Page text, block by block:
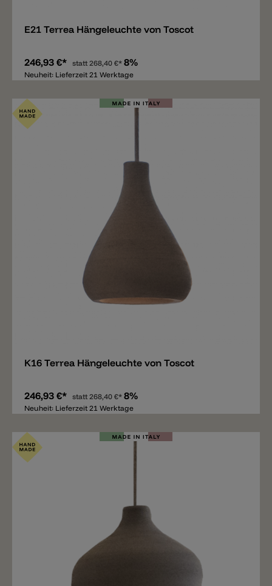
E21 Terrea Hängeleuchte von Toscot
246,93 €* statt268,40 €* 8%
Neuheit: Lieferzeit 21 Werktage
K16 Terrea Hängeleuchte von Toscot
246,93 €* statt268,40 €* 8%
Neuheit: Lieferzeit 21 Werktage